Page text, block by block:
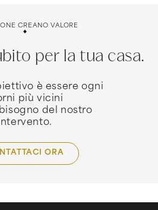
CREANO VALORE
per la tua casa.
è essere ogni
più vicini
del nostro
ORA